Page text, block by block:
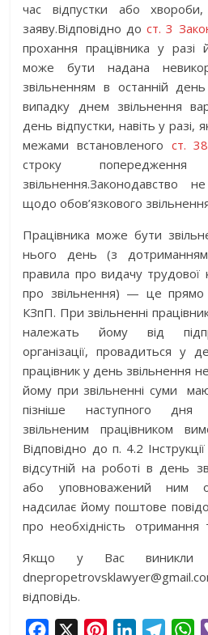
час відпустки або
заяву.Відповідно дост. 3
прохання працівника у разі
може бути надана
звільненням в останній
випадку днем звільнення
день відпустки, навіть у
межами встановленого ст.
строку
звільнення.Законодавство
щодо обов’язкового
Працівника може бути
нього день (з
правила про видачу трудової
про звільнення) — це
КЗпП. При звільненні
належать йому від
організації, провадиться у
працівник у день звільнення
йому при звільненні суми
пізніше наступного дня
звільненим працівником
Відповідно до п. 4.2
відсутній на роботі в день
або уповноважений
надсилає йому поштове
про необхідність отримання
Якщо у Вас виникли
відповідь.
W